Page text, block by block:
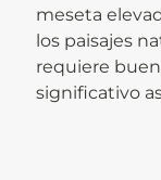
meseta
los paisajes
requiere
significativo